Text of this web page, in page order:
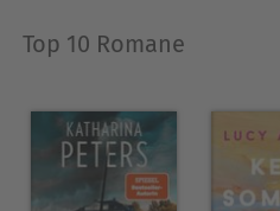
Top 10 Romane